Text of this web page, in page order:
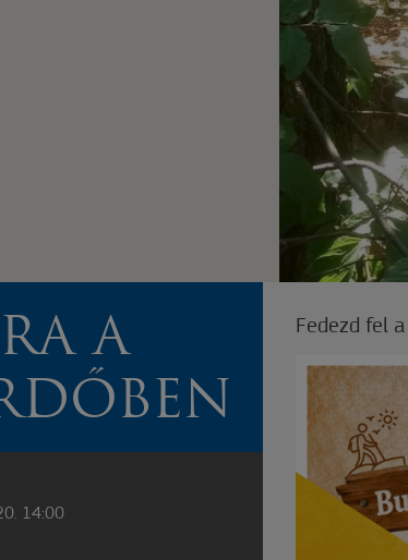
A
14:00
Fedezd fel